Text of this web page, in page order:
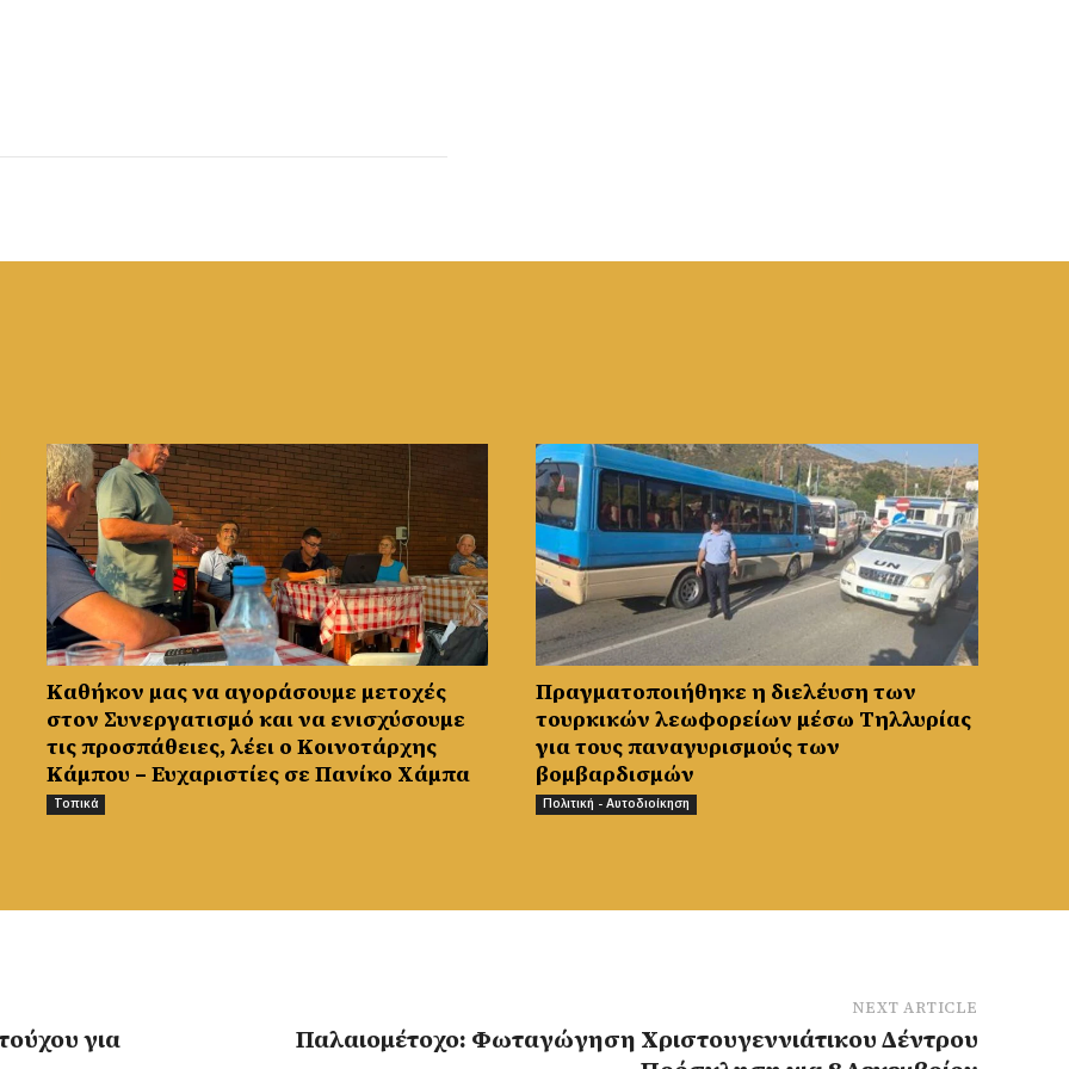
Καθήκον μας να αγοράσουμε μετοχές
στον Συνεργατισμό και να ενισχύσουμε
τις προσπάθειες, λέει ο Κοινοτάρχης
Κάμπου – Ευχαριστίες σε Πανίκο Χάμπα
Τοπικά
Πραγματοποιήθηκε η διελέυση των
τουρκικών λεωφορείων μέσω Τηλλυρίας
για τους παναγυρισμούς των
βομβαρδισμών
Πολιτική - Αυτοδιοίκηση
για
NEXT ARTICLE
Παλαιομέτοχο: Φωταγώγηση Χριστουγεννιάτικου Δέντρου